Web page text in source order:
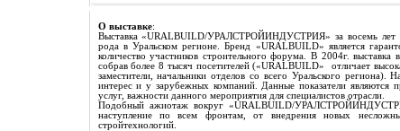
О выставке:
Выставка «URALBUILD/УРАЛСТРОЙИНДУСТРИЯ» за восемь лет
рода в Уральском регионе. Бренд «URALBUILD» является
количество участников строительного форума. В 2004г.
собрав более 8 тысяч посетителей («URALBUILD» отличает
заместители, начальники отделов со всего Уральского
интерес и у зарубежных компаний. Данные показатели являются
услуг, важности данного мероприятия для специалистов отрасли.
Подобный ажиотаж вокруг «URALBUILD/
наступление по всем фронтам, от внедрения новых
стройтехнологий.